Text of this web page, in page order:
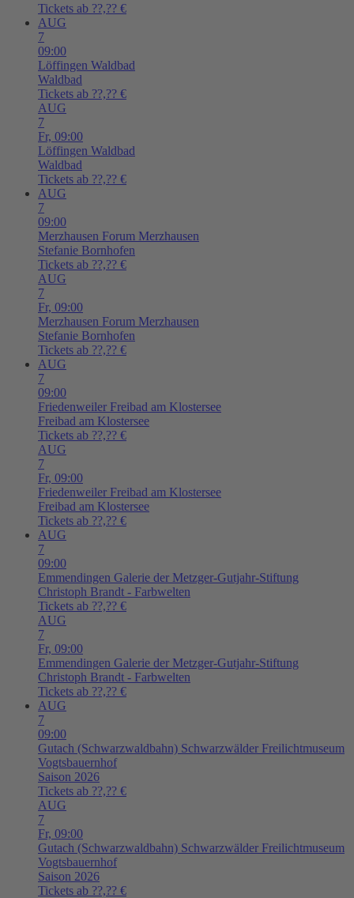
Tickets ab ??,?? €
AUG
7
09:00
Löffingen Waldbad
Waldbad
Tickets ab ??,?? €
AUG
7
Fr, 09:00
Löffingen Waldbad
Waldbad
Tickets ab ??,?? €
AUG
7
09:00
Merzhausen Forum Merzhausen
Stefanie Bornhofen
Tickets ab ??,?? €
AUG
7
Fr, 09:00
Merzhausen Forum Merzhausen
Stefanie Bornhofen
Tickets ab ??,?? €
AUG
7
09:00
Friedenweiler Freibad am Klostersee
Freibad am Klostersee
Tickets ab ??,?? €
AUG
7
Fr, 09:00
Friedenweiler Freibad am Klostersee
Freibad am Klostersee
Tickets ab ??,?? €
AUG
7
09:00
Emmendingen Galerie der Metzger-Gutjahr-Stiftung
Christoph Brandt - Farbwelten
Tickets ab ??,?? €
AUG
7
Fr, 09:00
Emmendingen Galerie der Metzger-Gutjahr-Stiftung
Christoph Brandt - Farbwelten
Tickets ab ??,?? €
AUG
7
09:00
Gutach (Schwarzwaldbahn) Schwarzwälder Freilichtmuseum
Vogtsbauernhof
Saison 2026
Tickets ab ??,?? €
AUG
7
Fr, 09:00
Gutach (Schwarzwaldbahn) Schwarzwälder Freilichtmuseum
Vogtsbauernhof
Saison 2026
Tickets ab ??,?? €